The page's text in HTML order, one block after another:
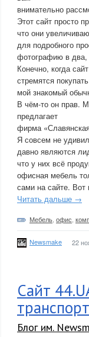
внимательно
Этот сайт просто
что они
для подробного
фотографию в два,
Конечно, когда
стремятся
мой знакомый
В чём-то он прав.
предлагает
фирма
Я совсем не
давно являются
что у них всё
офисная мебель
сами на сайте.
Читать дальше →
Мебель офис
Newsmake 22
Сайт
Блог им.